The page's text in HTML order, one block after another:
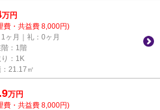
万円
費・共益費 8,000円)
ヶ月｜礼：0ヶ月
階：1階
り：1K
21.17㎡
万円
費・共益費 8,000円)